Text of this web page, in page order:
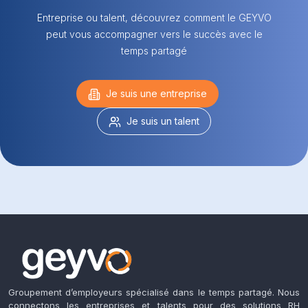
Entreprise ou talent, découvrez comment le GEYVO
peut vous accompagner vers le succès avec le
temps partagé
Je suis une entreprise
Je suis un talent
Groupement d’employeurs spécialisé dans le temps partagé. Nous
connectons les entreprises et talents pour des solutions RH